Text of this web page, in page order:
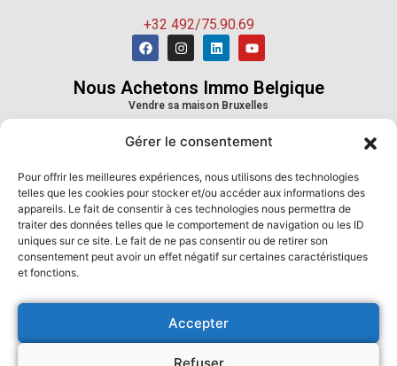
Gérer le consentement
Pour offrir les meilleures expériences, nous utilisons des technologies
telles que les cookies pour stocker et/ou accéder aux informations des
appareils. Le fait de consentir à ces technologies nous permettra de
traiter des données telles que le comportement de navigation ou les ID
uniques sur ce site. Le fait de ne pas consentir ou de retirer son
consentement peut avoir un effet négatif sur certaines caractéristiques
et fonctions.
Accepter
Refuser
+32 492/75.90.69
Nous Achetons Immo Belgique
Vendre sa maison Bruxelles
Vendre sa maison Province de Liège
Vendre sa maison Province de Namur
Vendre sa maison Province du Luxembourg
Vendre sa maison Province du Brabant Wallon
Nous Achetons Immo France
Vendre sa maison Toulouse
Vendre sa maison Nice